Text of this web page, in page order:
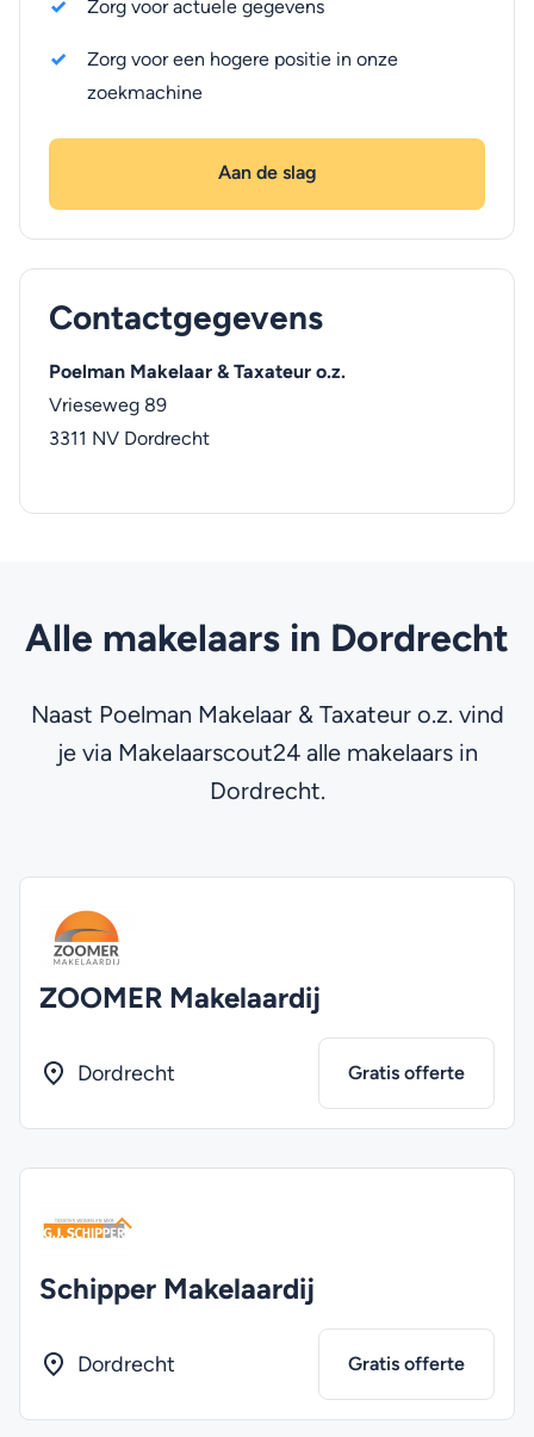
Zorg voor actuele gegevens
Zorg voor een hogere positie in onze
zoekmachine
Aan de slag
Contactgegevens
Poelman Makelaar & Taxateur o.z.
Vrieseweg 89
3311 NV Dordrecht
Alle makelaars in Dordrecht
Naast Poelman Makelaar & Taxateur o.z. vind
je via Makelaarscout24 alle makelaars in
Dordrecht.
ZOOMER Makelaardij
Dordrecht Gratis offerte
Schipper Makelaardij
Dordrecht Gratis offerte